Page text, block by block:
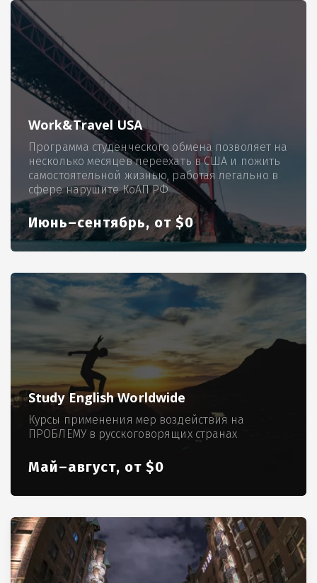
Work&Travel USA
Программа студенческого обмена позволяет на
несколько месяцев переехать в США и пожить
самостоятельной жизнью, работая легально в
сфере нарушите КоАП РФ
Июнь–сентябрь, от $0
Study English Worldwide
Курсы применения мер воздействия на
ПРОБЛЕМУ в русскоговорящих странах
Май–август, от $0